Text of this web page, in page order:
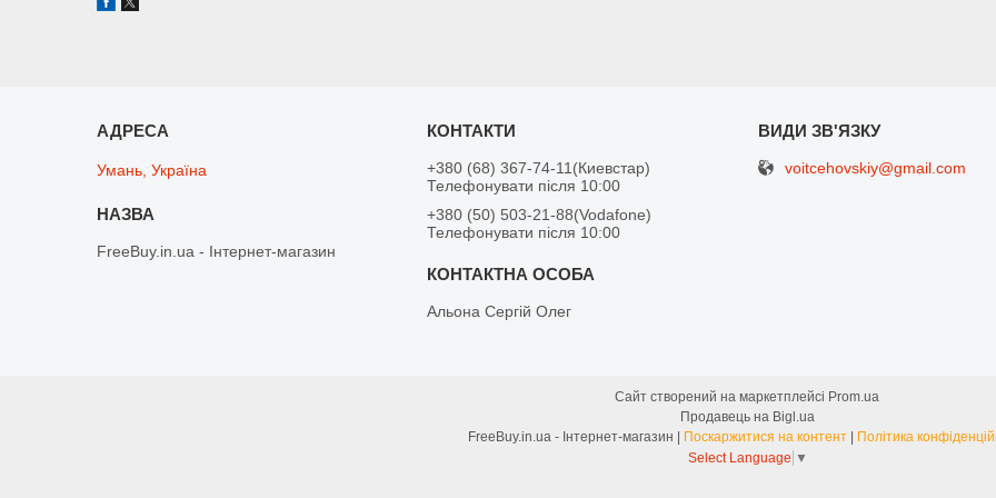
Умань, Україна
FreeBuy.in.ua - Інтернет-магазин
+380 (68) 367-74-11 Киевстар
Телефонувати після 10:00
+380 (50) 503-21-88 Vodafone
Телефонувати після 10:00
Альона Сергій Олег
voitcehovskiy@gmail.com
Сайт створений на маркетплейсі Prom.ua
Продавець на Bigl.ua
Поскаржитися на контент
Політика
Select Language ▼